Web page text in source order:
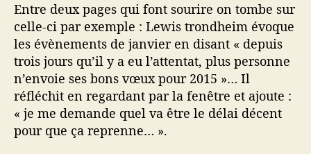
Entre deux pages qui font sourire on tombe sur
celle-ci par exemple : Lewis trondheim évoque
les évènements de janvier en disant « depuis
trois jours qu’il y a eu l’attentat, plus personne
n’envoie ses bons vœux pour 2015 »… Il
réfléchit en regardant par la fenêtre et ajoute :
« je me demande quel va être le délai décent
pour que ça reprenne… ».